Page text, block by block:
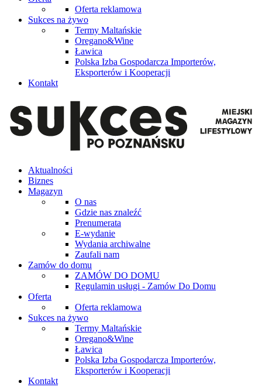
Oferta reklamowa
Sukces na żywo
Termy Maltańskie
Oregano&Wine
Ławica
Polska Izba Gospodarcza Importerów,
Eksporterów i Kooperacji
Kontakt
Aktualności
Biznes
Magazyn
O nas
Gdzie nas znaleźć
Prenumerata
E-wydanie
Wydania archiwalne
Zaufali nam
Zamów do domu
ZAMÓW DO DOMU
Regulamin usługi - Zamów Do Domu
Oferta
Oferta reklamowa
Sukces na żywo
Termy Maltańskie
Oregano&Wine
Ławica
Polska Izba Gospodarcza Importerów,
Eksporterów i Kooperacji
Kontakt